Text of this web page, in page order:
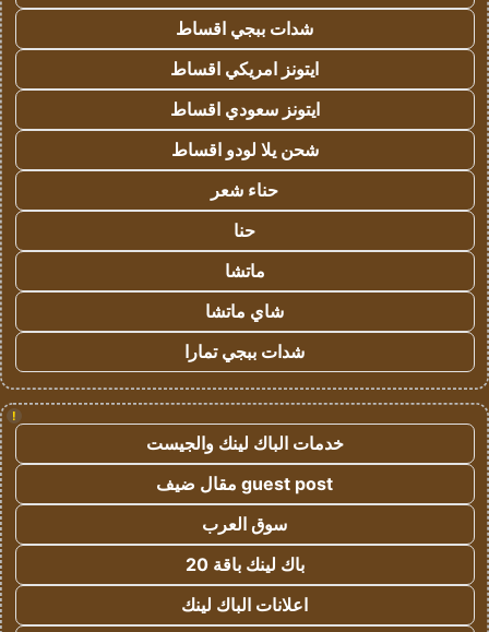
شدات ببجي اقساط
ايتونز امريكي اقساط
ايتونز سعودي اقساط
شحن يلا لودو اقساط
حناء شعر
حنا
ماتشا
شاي ماتشا
شدات ببجي تمارا
!
خدمات الباك لينك والجيست
guest post مقال ضيف
سوق العرب
باك لينك باقة 20
اعلانات الباك لينك